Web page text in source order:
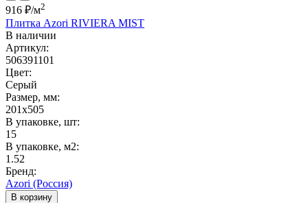
916 ₽/м2
Плитка Azori RIVIERA MIST
В наличии
Артикул:
506391101
Цвет:
Серый
Размер, мм:
201x505
В упаковке, шт:
15
В упаковке, м2:
1.52
Бренд:
Azori (Россия)
В корзину